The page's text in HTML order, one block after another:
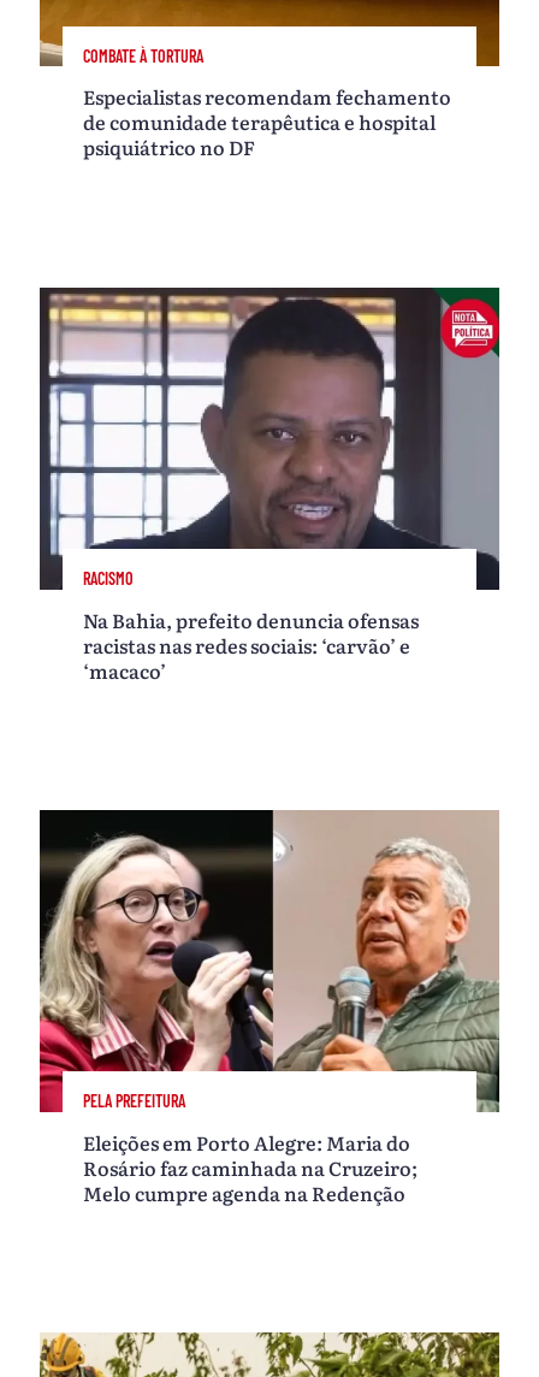
COMBATE À TORTURA
Especialistas recomendam fechamento
de comunidade terapêutica e hospital
psiquiátrico no DF
RACISMO
Na Bahia, prefeito denuncia ofensas
racistas nas redes sociais: ‘carvão’ e
‘macaco’
PELA PREFEITURA
Eleições em Porto Alegre: Maria do
Rosário faz caminhada na Cruzeiro;
Melo cumpre agenda na Redenção